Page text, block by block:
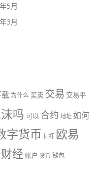
5月
3月
为什么 买卖 交易 交易平
吗 可以 合约 地址 如何
字货币 杠杆 欧易
财经 账户 货币 钱包